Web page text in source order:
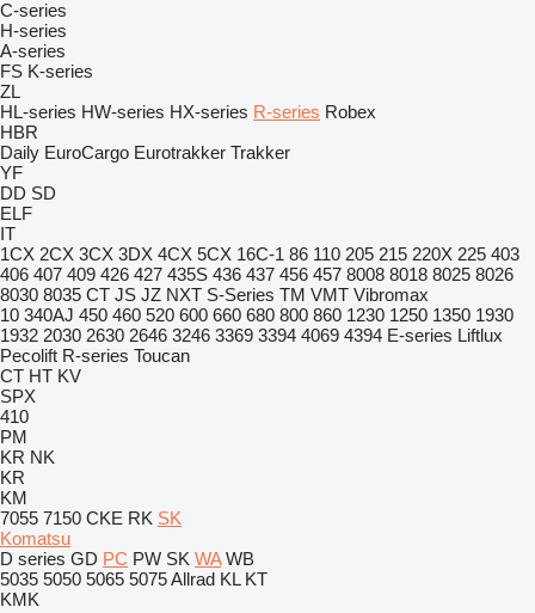
C-series
H-series
A-series
FS K-series
ZL
HL-series HW-series HX-series R-series Robex
HBR
Daily EuroCargo Eurotrakker Trakker
YF
DD SD
ELF
IT
1CX 2CX 3CX 3DX 4CX 5CX 16C-1 86 110 205 215 220X 225 403
406 407 409 426 427 435S 436 437 456 457 8008 8018 8025 8026
8030 8035 CT JS JZ NXT S-Series TM VMT Vibromax
10 340AJ 450 460 520 600 660 680 800 860 1230 1250 1350 1930
1932 2030 2630 2646 3246 3369 3394 4069 4394 E-series Liftlux
Pecolift R-series Toucan
CT HT KV
SPX
410
PM
KR NK
KR
KM
7055 7150 CKE RK SK
Komatsu
D series GD PC PW SK WA WB
5035 5050 5065 5075Allrad KL KT
KMK